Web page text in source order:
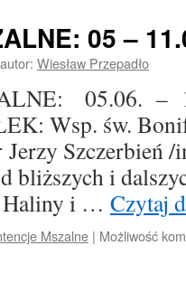
05 –
autor: Wiesław Przepadło
05.06. –
Wsp. św.
Szczerbień /
bliższych i
Haliny i … Czytaj
Mszalne | Możliwość